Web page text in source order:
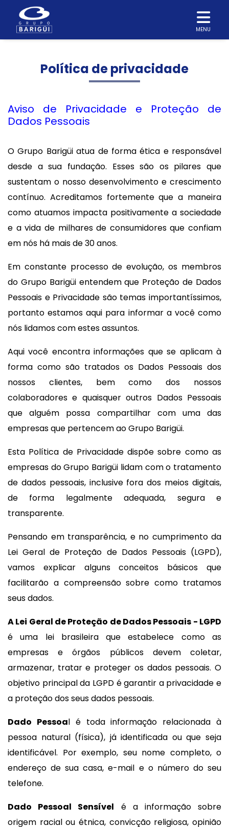
MENU
Política de privacidade
Aviso de Privacidade e Proteção de
Dados Pessoais
O Grupo Barigüi atua de forma ética e responsável
desde a sua fundação. Esses são os pilares que
sustentam o nosso desenvolvimento e crescimento
contínuo. Acreditamos fortemente que a maneira
como atuamos impacta positivamente a sociedade
e a vida de milhares de consumidores que confiam
em nós há mais de 30 anos.
Em constante processo de evolução, os membros
do Grupo Barigüi entendem que Proteção de Dados
Pessoais e Privacidade são temas importantíssimos,
portanto estamos aqui para informar a você como
nós lidamos com estes assuntos.
Aqui você encontra informações que se aplicam à
forma como são tratados os Dados Pessoais dos
nossos clientes, bem como dos nossos
colaboradores e quaisquer outros Dados Pessoais
que alguém possa compartilhar com uma das
empresas que pertencem ao Grupo Barigüi.
Esta Política de Privacidade dispõe sobre como as
empresas do Grupo Barigüi lidam com o tratamento
de dados pessoais, inclusive fora dos meios digitais,
de forma legalmente adequada, segura e
transparente.
Pensando em transparência, e no cumprimento da
Lei Geral de Proteção de Dados Pessoais (LGPD),
vamos explicar alguns conceitos básicos que
facilitarão a compreensão sobre como tratamos
seus dados.
A Lei Geral de Proteção de Dados Pessoais - LGPD
é uma lei brasileira que estabelece como as
empresas e órgãos públicos devem coletar,
armazenar, tratar e proteger os dados pessoais. O
objetivo principal da LGPD é garantir a privacidade e
a proteção dos seus dados pessoais.
Dado Pessoal é toda informação relacionada à
pessoa natural (física), já identificada ou que seja
identificável. Por exemplo, seu nome completo, o
endereço de sua casa, e-mail e o número do seu
telefone.
Dado Pessoal Sensível é a informação sobre
origem racial ou étnica, convicção religiosa, opinião